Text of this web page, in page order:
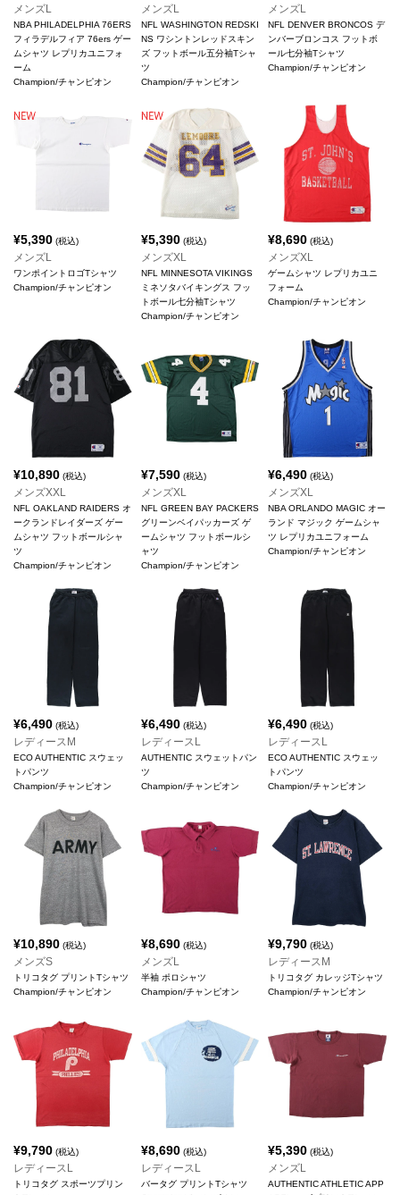
メンズL
NBA PHILADELPHIA 76ERS
フィラデルフィア 76ers ゲー
ムシャツ レプリカユニフォ
ーム
Champion/チャンピオン
メンズL
NFL WASHINGTON REDSKI
NS ワシントンレッドスキン
ズ フットボール五分袖Tシャ
ツ
Champion/チャンピオン
メンズL
NFL DENVER BRONCOS デ
ンバーブロンコス フットボ
ール七分袖Tシャツ
Champion/チャンピオン
¥5,390 (税込)
メンズL
ワンポイントロゴTシャツ
Champion/チャンピオン
¥5,390(税込)
メンズXL
NFL MINNESOTA VIKINGS
ミネソタバイキングス フッ
トボール七分袖Tシャツ
Champion/チャンピオン
¥8,690 (税込)
メンズXL
ゲームシャツ レプリカユニ
フォーム
Champion/チャンピオン
¥10,890 (税込)
メンズXXL
NFL OAKLAND RAIDERS オ
ークランドレイダーズ ゲー
ムシャツ フットボールシャ
ツ
Champion/チャンピオン
¥7,590(税込)
メンズXL
NFL GREEN BAY PACKERS
グリーンベイパッカーズ ゲ
ームシャツ フットボールシ
ャツ
Champion/チャンピオン
¥6,490 (税込)
メンズXL
NBA ORLANDO MAGIC オー
ランド マジック ゲームシャ
ツ レプリカユニフォーム
Champion/チャンピオン
¥6,490 (税込)
レディースM
ECO AUTHENTIC スウェッ
トパンツ
Champion/チャンピオン
¥6,490(税込)
レディースL
AUTHENTIC スウェットパン
ツ
Champion/チャンピオン
¥6,490 (税込)
レディースL
ECO AUTHENTIC スウェッ
トパンツ
Champion/チャンピオン
¥10,890 (税込)
メンズS
トリコタグ プリントTシャツ
Champion/チャンピオン
¥8,690(税込)
メンズL
半袖 ポロシャツ
Champion/チャンピオン
¥9,790 (税込)
レディースM
トリコタグ カレッジTシャツ
Champion/チャンピオン
¥9,790 (税込)
レディースL
トリコタグ スポーツプリン
¥8,690(税込)
レディースL
バータグ プリントTシャツ
¥5,390 (税込)
メンズL
AUTHENTIC ATHLETIC APP